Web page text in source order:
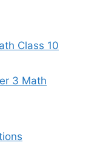
Class 10
3 Math